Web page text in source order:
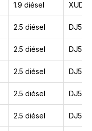
1.9 diésel XUD9
2.5 diésel DJ5T
2.5 diésel DJ5
2.5 diésel DJ5
2.5 diésel DJ5
2.5 diésel DJ5T